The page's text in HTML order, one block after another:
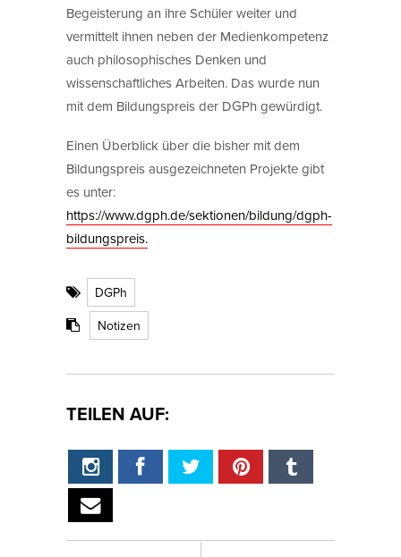
Begeisterung an ihre Schüler weiter und
vermittelt ihnen neben der Medienkompetenz
auch philosophisches Denken und
wissenschaftliches Arbeiten. Das wurde nun
mit dem Bildungspreis der DGPh gewürdigt.
Einen Überblick über die bisher mit dem
Bildungspreis ausgezeichneten Projekte gibt
es unter:
https://www.dgph.de/sektionen/bildung/dgph-
bildungspreis.
DGPh
Notizen
TEILEN AUF: